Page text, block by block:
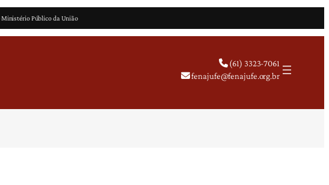
Ministério Público da União
(61) 3323-7061
fenajufe@fenajufe.org.br